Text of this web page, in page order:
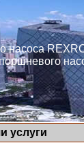
насоса
услуги